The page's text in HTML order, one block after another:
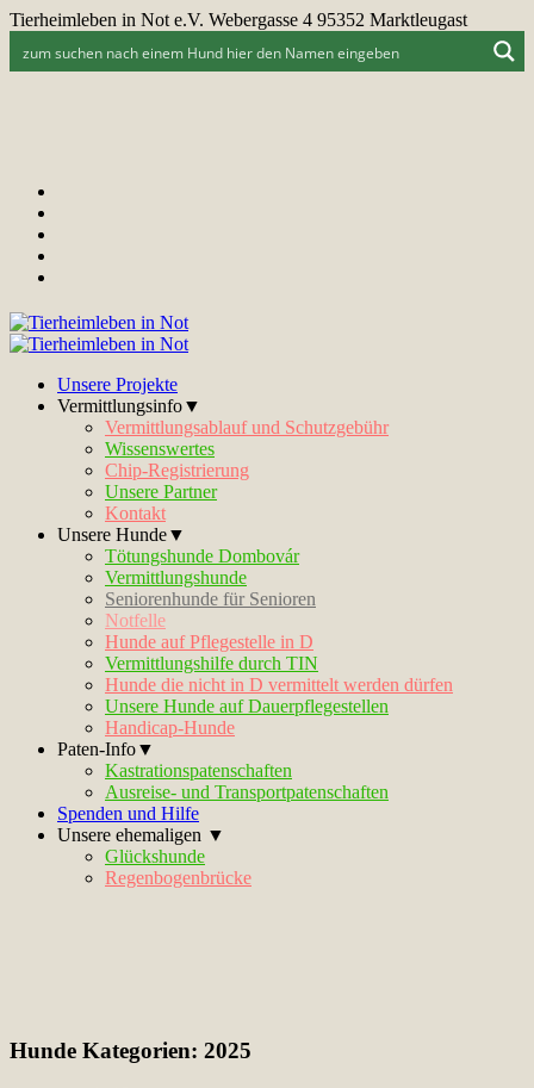
Tierheimleben in Not e.V. Webergasse 4 95352 Marktleugast
Unsere Projekte
Vermittlungsinfo▼
Vermittlungsablauf und Schutzgebühr
Wissenswertes
Chip-Registrierung
Unsere Partner
Kontakt
Unsere Hunde▼
Tötungshunde Dombovár
Vermittlungshunde
Seniorenhunde für Senioren
Notfelle
Hunde auf Pflegestelle in D
Vermittlungshilfe durch TIN
Hunde die nicht in D vermittelt werden dürfen
Unsere Hunde auf Dauerpflegestellen
Handicap-Hunde
Paten-Info▼
Kastrationspatenschaften
Ausreise- und Transportpatenschaften
Spenden und Hilfe
Unsere ehemaligen ▼
Glückshunde
Regenbogenbrücke
Hunde Kategorien: 2025